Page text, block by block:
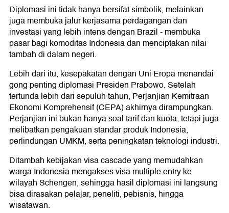
Diplomasi ini tidak hanya bersifat simbolik, melainkan
juga membuka jalur kerjasama perdagangan dan
investasi yang lebih intens dengan Brazil - membuka
pasar bagi komoditas Indonesia dan menciptakan nilai
tambah di dalam negeri.
Lebih dari itu, kesepakatan dengan Uni Eropa menandai
gong penting diplomasi Presiden Prabowo. Setelah
tertunda lebih dari sepuluh tahun, Perjanjian Kemitraan
Ekonomi Komprehensif (CEPA) akhirnya dirampungkan.
Perjanjian ini bukan hanya soal tarif dan kuota, tetapi juga
melibatkan pengakuan standar produk Indonesia,
perlindungan UMKM, serta peningkatan teknologi industri.
Ditambah kebijakan visa cascade yang memudahkan
warga Indonesia mengakses visa multiple entry ke
wilayah Schengen, sehingga hasil diplomasi ini langsung
bisa dirasakan pelajar, peneliti, pebisnis, hingga
wisatawan.